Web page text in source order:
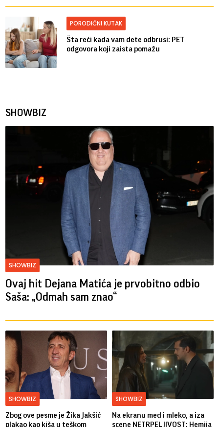
PORODIČNI KUTAK
Šta reći kada vam dete odbrusi: PET
odgovora koji zaista pomažu
SHOWBIZ
SHOWBIZ
Ovaj hit Dejana Matića je prvobitno odbio
Saša: „Odmah sam znao“
SHOWBIZ
Zbog ove pesme je Žika Jakšić
plakao kao kiša u teškom
SHOWBIZ
Na ekranu med i mleko, a iza
scene NETRPELJIVOST: Hemija